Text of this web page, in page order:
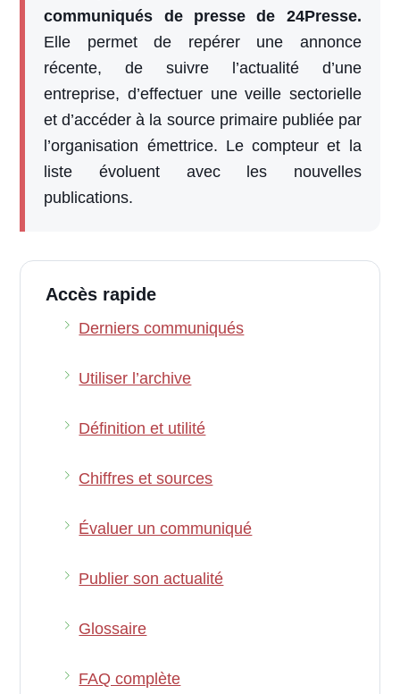
communiqués de presse de 24Presse.
Elle permet de repérer une annonce
récente, de suivre l’actualité d’une
entreprise, d’effectuer une veille sectorielle
et d’accéder à la source primaire publiée par
l’organisation émettrice. Le compteur et la
liste évoluent avec les nouvelles
publications.
Accès rapide
Derniers communiqués
Utiliser l’archive
Définition et utilité
Chiffres et sources
Évaluer un communiqué
Publier son actualité
Glossaire
FAQ complète